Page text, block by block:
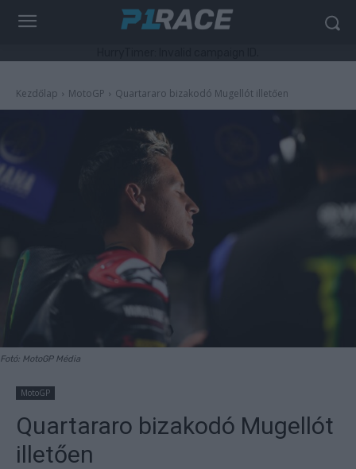
Kezdőlap MotoGP Quartararo bizakodó Mugellót illetően
Fotó: MotoGP Média
MotoGP
Quartararo bizakodó Mugellót
illetően